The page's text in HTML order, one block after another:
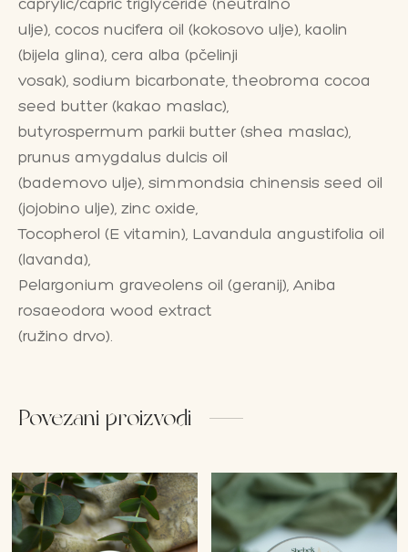
caprylic/capric triglyceride (neutralno
ulje), cocos nucifera oil (kokosovo ulje), kaolin
(bijela glina), cera alba (pčelinji
vosak), sodium bicarbonate, theobroma cocoa
seed butter (kakao maslac),
butyrospermum parkii butter (shea maslac),
prunus amygdalus dulcis oil
(bademovo ulje), simmondsia chinensis seed oil
(jojobino ulje), zinc oxide,
Tocopherol (E vitamin), Lavandula angustifolia oil
(lavanda),
Pelargonium graveolens oil (geranij), Aniba
rosaeodora wood extract
(ružino drvo).
Povezani proizvodi